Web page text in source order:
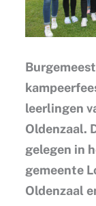
leerlingen
Oldenzaal.
gelegen in
gemeente
Oldenzaal